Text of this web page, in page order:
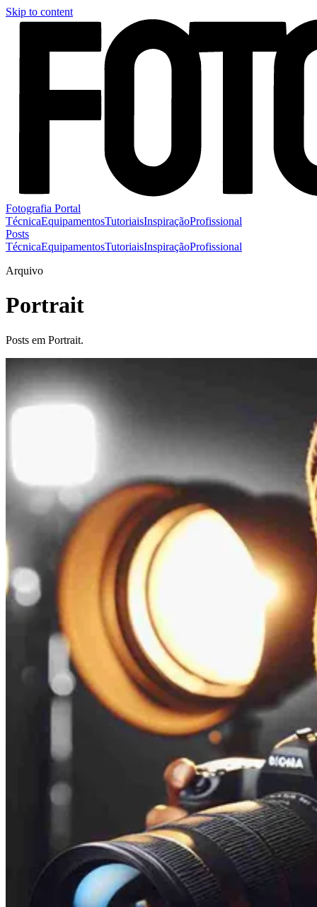
Skip to content
Fotografia Portal
TécnicaEquipamentosTutoriaisInspiraçãoProfissional
Posts
TécnicaEquipamentosTutoriaisInspiraçãoProfissional
Arquivo
Portrait
Posts em Portrait.